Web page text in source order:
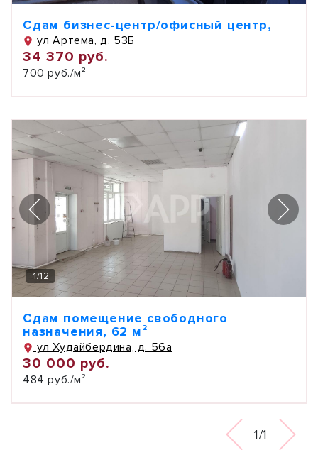
Сдам бизнес-центр/офисный центр,
ул Артема, д. 53Б
34 370 руб.
700 руб./м²
1/12
Сдам помещение свободного
назначения, 62 м²
ул Худайбердина, д. 56а
30 000 руб.
484 руб./м²
1/1